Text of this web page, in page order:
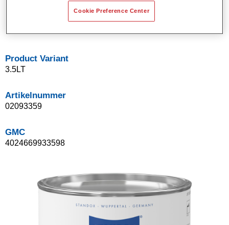
Kan aangekleurd worden met Standomix mengkleuren
Product Variant
3.5LT
Artikelnummer
02093359
GMC
4024669933598
Cookie Preference Center